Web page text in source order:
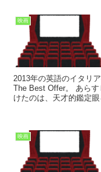
映画
2013年の英語のイタリアの心理ス
The Best Offer。 あら
けたのは、天才的鑑定
映画